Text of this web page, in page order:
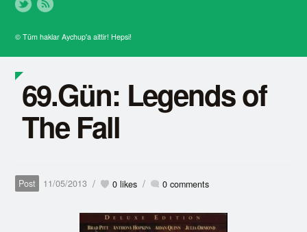
© Tüm haklar Aychup'a aittir! Hepsi!
69.Gün: Legends of
The Fall
Post 11/05/2013 / 0 likes / 0 comments